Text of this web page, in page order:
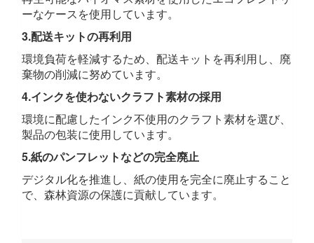
ーなケースを使用しています。
3.配送キットの再利用
環境負荷を軽減するため、配送キットを再利用し、廃
棄物の削減に努めています。
4.インクを使わないクラフト素材の採用
環境に配慮したインク不使用のクラフト素材を選び、
製品の包装に使用しています。
5.紙のパンフレットなどの完全廃止
デジタル化を推進し、紙の使用を完全に廃止すること
で、森林資源の保護に貢献しています。